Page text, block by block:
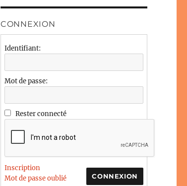
CONNEXION
Identifiant:
Mot de passe:
Rester connecté
CONNEXION
Inscription
Mot de passe oublié